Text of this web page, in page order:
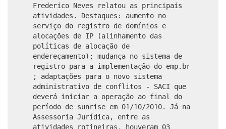
Frederico Neves relatou as principais
atividades. Destaques: aumento no
serviço do registro de domínios e
alocações de IP (alinhamento das
políticas de alocação de
endereçamento); mudança no sistema de
registro para a implementação do emp.br
; adaptações para o novo sistema
administrativo de conflitos - SACI que
deverá iniciar a operação ao final do
período de sunrise em 01/10/2010. Já na
Assessoria Jurídica, entre as
atividades rotineiras, houveram 03